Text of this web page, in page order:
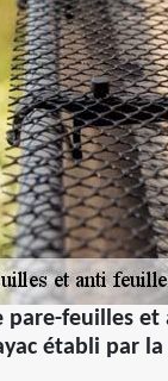
pare-feuilles
établi par la